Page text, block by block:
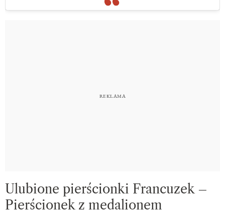
Ulubione pierścionki Francuzek –
Pierścionek z medalionem